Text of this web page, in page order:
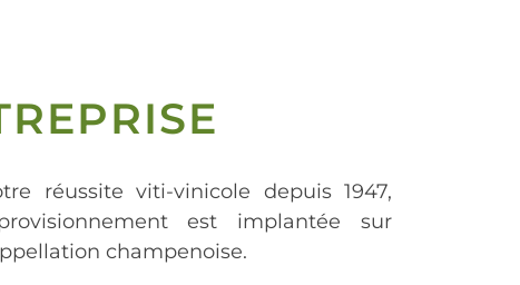
réussite viti-vinicole depuis 1947,
est implantée sur
champenoise.